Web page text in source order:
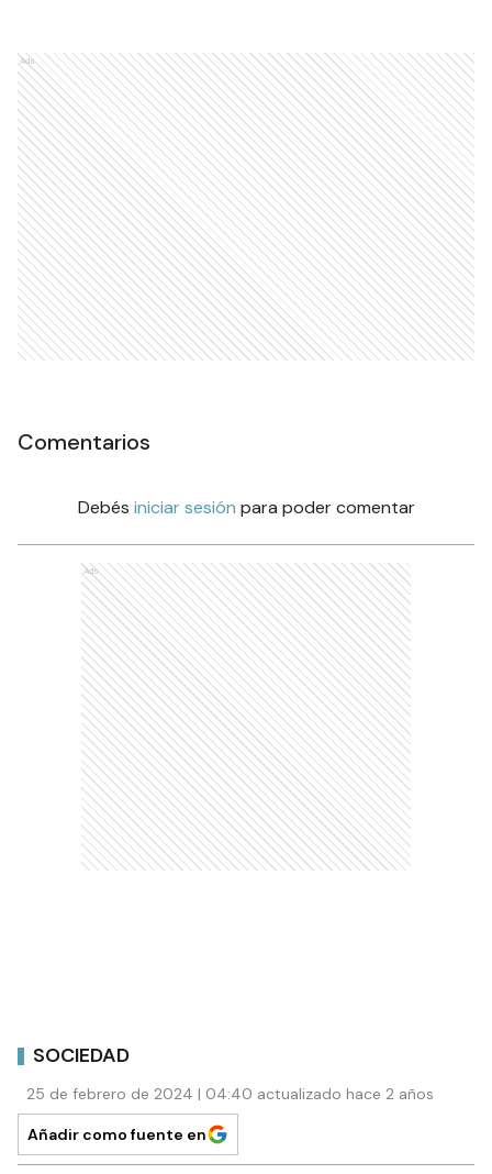
Ads
Comentarios
Debés iniciar sesión para poder comentar
Ads
SOCIEDAD
25 de febrero de 2024 | 04:40 actualizado hace 2 años
Añadir como fuente en